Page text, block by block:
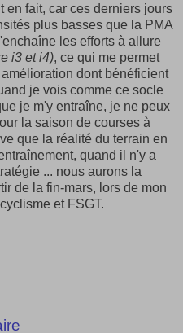
en fait, car ces derniers jours
plus basses que la PMA
les efforts à allure
i3 et i4), ce qui me permet
dont bénéficient
je vois comme ce socle
je m'y entraîne, je ne peux
la saison de courses à
que la réalité du terrain en
quand il n'y a
... nous aurons la
de la fin-mars, lors de mon
et FSGT.